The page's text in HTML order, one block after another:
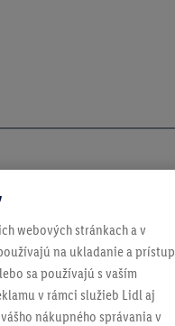
webových stránkach a v
na ukladanie a prístup
sa používajú s vaším
v rámci služieb Lidl aj
nákupného správania v